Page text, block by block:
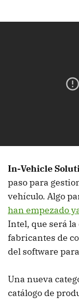
In-Vehicle
paso para
vehículo. Algo
han empezado
Intel, que será
fabricantes de
del software
Una nueva
catálogo de